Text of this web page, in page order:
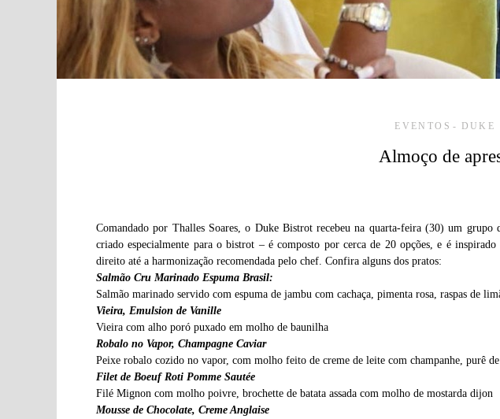
EVENTOS DUKE
Almoço de
Comandado por Thalles Soares, o Duke Bistrot recebeu na quarta-feira (30) um
criado especialmente para o bistrot – é composto por cerca de 20 opções, e é
direito até a harmonização recomendada pelo chef. Confira alguns dos pratos:
Salmão Cru Marinado Espuma Brasil:
Salmão marinado servido com espuma de jambu com cachaça, pimenta rosa, raspas de
Vieira, Emulsion de Vanille
Vieira com alho poró puxado em molho de baunilha
Robalo no Vapor, Champagne Caviar
Peixe robalo cozido no vapor, com molho feito de creme de leite com champanhe, purê
Filet de Boeuf Roti Pomme Sautée
Filé Mignon com molho poivre, brochette de batata assada com molho de mostarda dijon
Mousse de Chocolate, Creme Anglaise